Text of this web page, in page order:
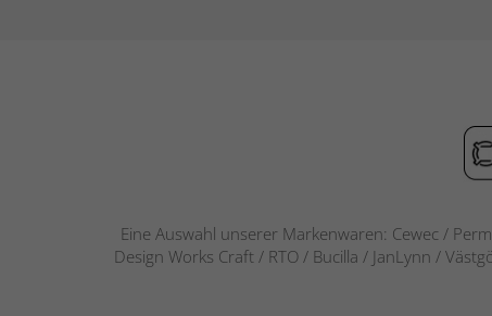
Eine Auswahl unserer Markenwaren: Cewec /
Design Works Craft / RTO / Bucilla / JanLynn /